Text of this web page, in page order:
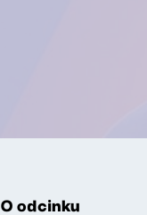
O odcinku